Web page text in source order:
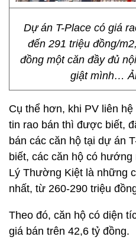
Dự án T-Place có giá
đến 291 triệu đồng/
đồng một căn đầy đủ
giật mình…
Cụ thể hơn, khi PV liên
tin rao bán thì được biết,
bán các căn hộ tại dự án
biết, các căn hộ có
Lý Thường Kiệt là những
nhất, từ 260-290 triệu
Theo đó, căn hộ có diện
giá bán trên 42,6 tỷ đồng.